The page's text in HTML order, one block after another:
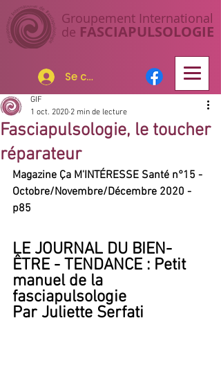
Groupement International
de FASCIAPULSOLOGIE
Se connecter
Fasciapulsologie, le toucher
réparateur
GIF
1 oct. 2020 2 min de lecture
Magazine Ça M'INTÉRESSE Santé n°15 -
Octobre/Novembre/Décembre 2020 -
p85
LE JOURNAL DU BIEN-
ÊTRE - TENDANCE : Petit
manuel de la
fasciapulsologie
Par Juliette Serfati